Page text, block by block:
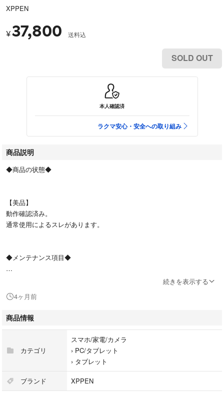
XPPEN
¥37,800 送料込
SOLD OUT
本人確認済
ラクマ安心・安全への取り組み
商品説明
◆商品の状態◆
【美品】
動作確認済み。
通常使用によるスレがあります。
◆メンテナンス項目◆
◆商品説明◆
大画面 IPSパネル イラスト デザイン Windows Mac対応
◆付属品◆
続きを表示する
4ヶ月前
商品情報
カテゴリ
スマホ/家電/カメラ
› PC/タブレット
› タブレット
ブランド XPPEN